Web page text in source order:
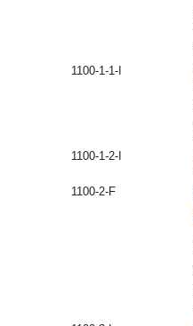
1100-1-1-I
1100-1-2-I
1100-2-F